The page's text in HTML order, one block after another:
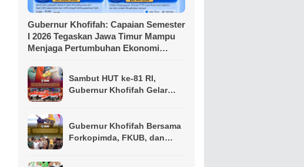
Gubernur Khofifah: Capaian Semester
I 2026 Tegaskan Jawa Timur Mampu
Menjaga Pertumbuhan Ekonomi
Menekan Kemiskinan dan
PengangguranSambut HUT ke-81 RI,
Gubernur Khofifah Gelar
Merah Putih
Gubernur Khofifah Bersama
Forkopimda, FKUB, dan